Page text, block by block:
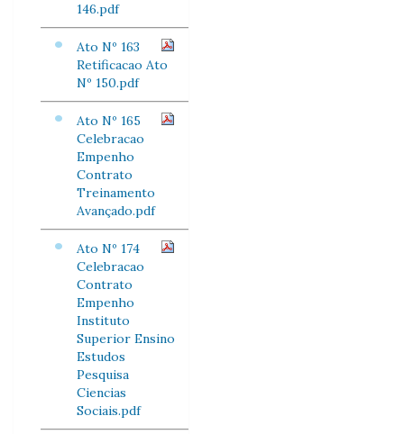
146.pdf
Ato Nº 163
Retificacao Ato
Nº 150.pdf
Ato Nº 165
Celebracao
Empenho
Contrato
Treinamento
Avançado.pdf
Ato Nº 174
Celebracao
Contrato
Empenho
Instituto
Superior Ensino
Estudos
Pesquisa
Ciencias
Sociais.pdf